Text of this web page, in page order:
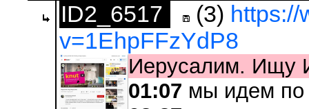
ID2_6517
(3) https://
v=1EhpFFzYdP8
Иерусалим. Ищу
01:07 мы идем по